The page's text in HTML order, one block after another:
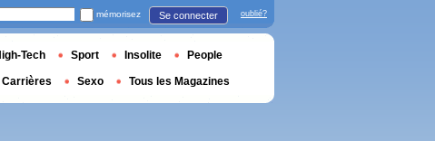
mémorisez Se connecter oublié?
Tech Sport Insolite People
Carrières Sexo Tous les Magazines